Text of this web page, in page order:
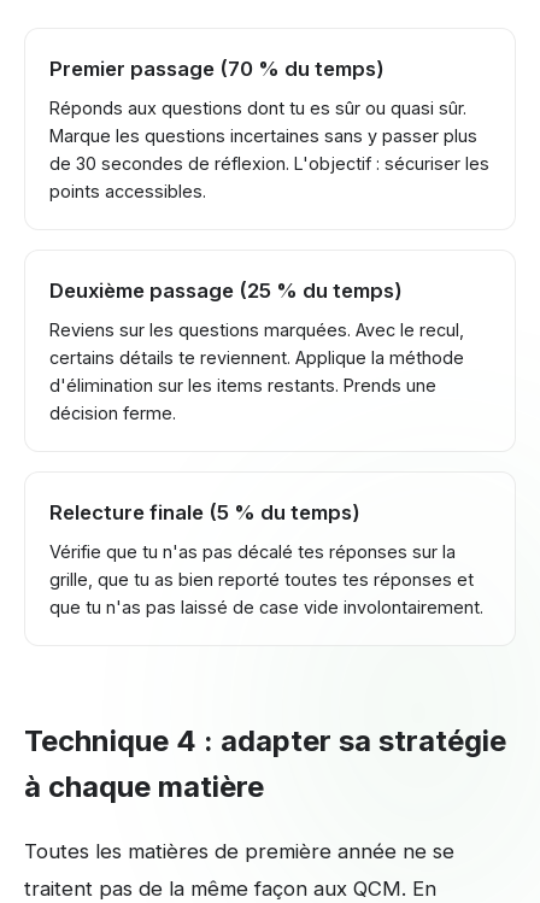
Premier passage (70 % du temps)
Réponds aux questions dont tu es sûr ou quasi sûr.
Marque les questions incertaines sans y passer plus
de 30 secondes de réflexion. L'objectif : sécuriser les
points accessibles.
Deuxième passage (25 % du temps)
Reviens sur les questions marquées. Avec le recul,
certains détails te reviennent. Applique la méthode
d'élimination sur les items restants. Prends une
décision ferme.
Relecture finale (5 % du temps)
Vérifie que tu n'as pas décalé tes réponses sur la
grille, que tu as bien reporté toutes tes réponses et
que tu n'as pas laissé de case vide involontairement.
Technique 4 : adapter sa stratégie
à chaque matière
Toutes les matières de première année ne se
traitent pas de la même façon aux QCM. En